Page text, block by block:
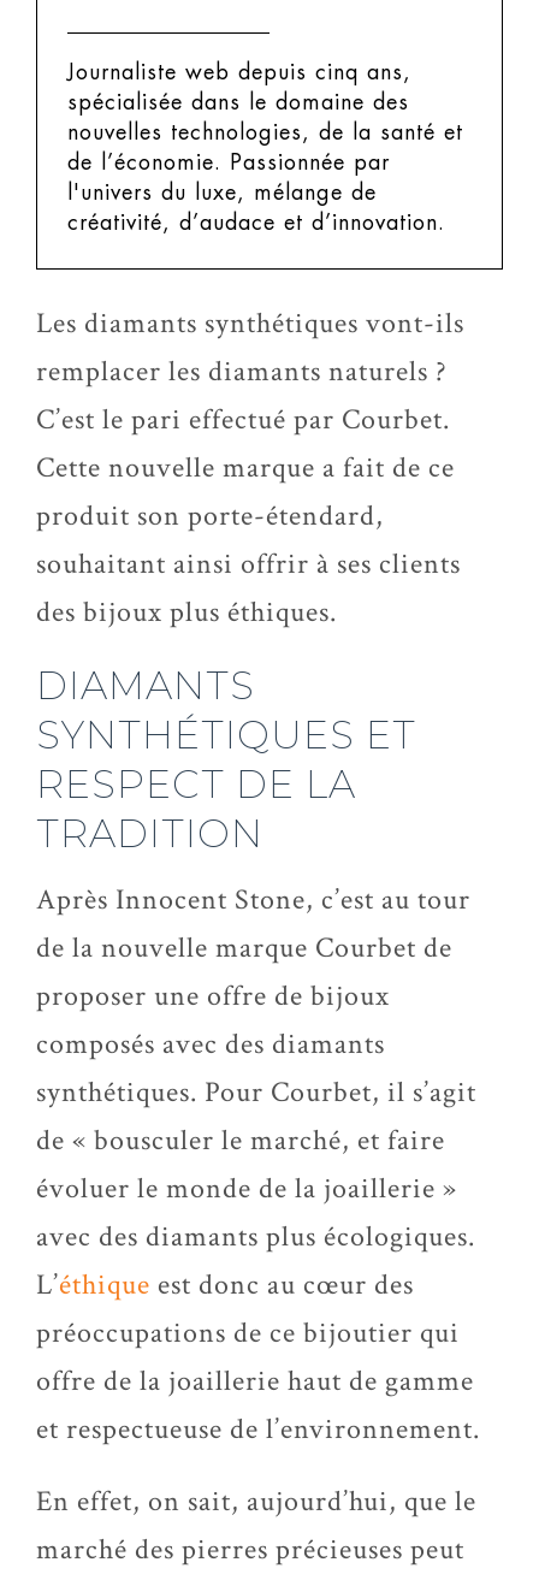
Journaliste web depuis cinq ans,
spécialisée dans le domaine des
nouvelles technologies, de la santé et
de l’économie. Passionnée par
l'univers du luxe, mélange de
créativité, d’audace et d’innovation.
Les diamants synthétiques vont-ils
remplacer les diamants naturels ?
C’est le pari effectué par Courbet.
Cette nouvelle marque a fait de ce
produit son porte-étendard,
souhaitant ainsi offrir à ses clients
des bijoux plus éthiques.
DIAMANTS
SYNTHÉTIQUES ET
RESPECT DE LA
TRADITION
Après Innocent Stone, c’est au tour
de la nouvelle marque Courbet de
proposer une offre de bijoux
composés avec des diamants
synthétiques. Pour Courbet, il s’agit
de « bousculer le marché, et faire
évoluer le monde de la joaillerie »
avec des diamants plus écologiques.
L’éthique est donc au cœur des
préoccupations de ce bijoutier qui
offre de la joaillerie haut de gamme
et respectueuse de l’environnement.
En effet, on sait, aujourd’hui, que le
marché des pierres précieuses peut